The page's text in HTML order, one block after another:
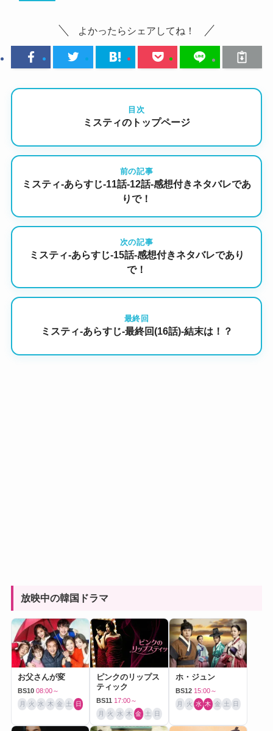
よかったらシェアしてね！
目次
ミスティのトップページ
前の記事
ミスティ-あらすじ-11話-12話-感想付きネタバレであ
りで！
次の記事
ミスティ-あらすじ-15話-感想付きネタバレであり
で！
最終回
ミスティ-あらすじ-最終回(16話)-結末は！？
放映中の韓国ドラマ
お父さんが変
BS10 08:00～
月 火 水 木 金 土 日
ピンクのリップス
ティック
BS11 17:00～
月 火 水 木 金 土 日
ホ・ジュン
BS12 15:00～
月 火 水 木 金 土 日